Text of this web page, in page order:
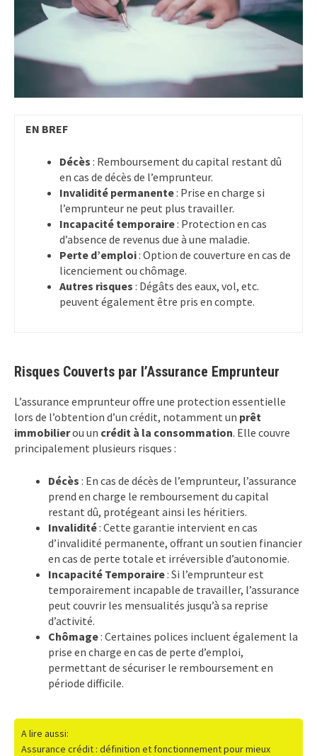
EN BREF
Décès : Remboursement du capital restant dû
en cas de décès de l’emprunteur.
Invalidité permanente: Prise en charge si
l’emprunteur ne peut plus travailler.
Incapacité temporaire: Protection en cas
d’absence de revenus due à une maladie.
Perte d’emploi: Option de couverture en cas de
licenciement ou chômage.
Autres risques : Dégâts des eaux, vol, etc.
peuvent également être pris en compte.
Risques Couverts par l’Assurance Emprunteur
L’assurance emprunteur offre une protection essentielle
lors de l’obtention d’un crédit, notamment un prêt
immobilierou un crédit à la consommation. Elle couvre
principalement plusieurs risques :
Décès : En cas de décès de l’emprunteur, l’assurance
prend en charge le remboursement du capital
restant dû, protégeant ainsi les héritiers.
Invalidité: Cette garantie intervient en cas
d’invalidité permanente, offrant un soutien financier
en cas de perte totale et irréversible d’autonomie.
Incapacité Temporaire: Si l’emprunteur est
temporairement incapable de travailler, l’assurance
peut couvrir les mensualités jusqu’à sa reprise
d’activité.
Chômage: Certaines polices incluent également la
prise en charge en cas de perte d’emploi,
permettant de sécuriser le remboursement en
période difficile.
A lire aussi:
Assurance crédit : définition et fonctionnement pour mieux